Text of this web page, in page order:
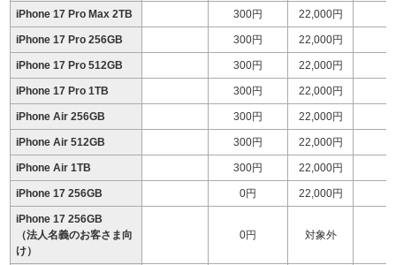
iPhone 17 Pro Max 2TB 300円 22,000円
iPhone 17 Pro 256GB 300円 22,000円
iPhone 17 Pro 512GB 300円 22,000円
iPhone 17 Pro 1TB 300円 22,000円
iPhone Air 256GB 300円 22,000円
iPhone Air 512GB 300円 22,000円
iPhone Air 1TB 300円 22,000円
iPhone 17 256GB 0円 22,000円
iPhone 17 256GB
（法人名義のお客さま向
け）
0円 対象外